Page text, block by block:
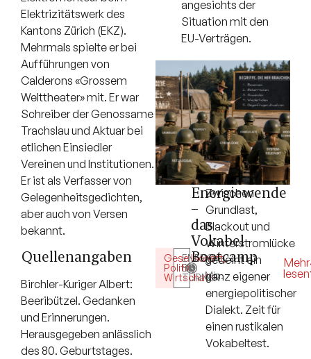
Elektrizitätswerk des
Kantons Zürich (EKZ).
Mehrmals spielte er bei
Aufführungen von
Calderons «Grossem
Welttheater» mit. Er war
Schreiber der Genossame
Trachslau und Aktuar bei
etlichen Einsiedler
Vereinen und Institutionen.
Er ist als Verfasser von
Gelegenheitsgedichten,
aber auch von Versen
bekannt.
Quellenangaben
Birchler-Kuriger Albert:
Beeribützel. Gedanken
und Erinnerungen.
Herausgegeben anlässlich
des 80. Geburtstages.
angesichts der
Situation mit den
EU-Verträgen.
Gesellschaft,
Politik,
Wirtschaft
ENERGY
BY
TURNER
5
Min.
Energiewende
–
das
Vokabel-
Bootcamp
Zwischen
Grundlast,
Blackout und
Winterstromlücke
gedeiht ein
ganz eigener
energiepolitischer
Dialekt. Zeit für
einen rustikalen
Vokabeltest.
Mehr
lesen